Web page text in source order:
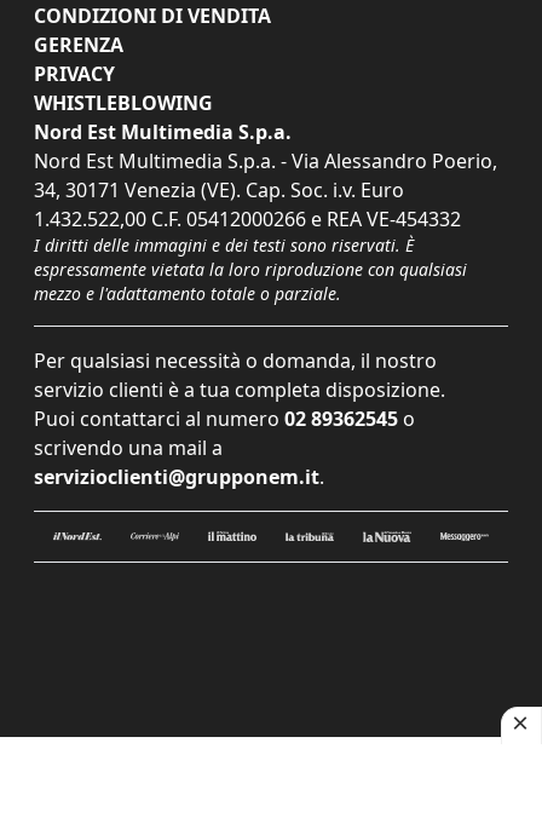
CONDIZIONI DI VENDITA
GERENZA
PRIVACY
WHISTLEBLOWING
Nord Est Multimedia S.p.a.
Nord Est Multimedia S.p.a. - Via Alessandro Poerio,
34, 30171 Venezia (VE). Cap. Soc. i.v. Euro
1.432.522,00 C.F. 05412000266 e REA VE-454332
I diritti delle immagini e dei testi sono riservati. È
espressamente vietata la loro riproduzione con qualsiasi
mezzo e l'adattamento totale o parziale.
Per qualsiasi necessità o domanda, il nostro
servizio clienti è a tua completa disposizione.
Puoi contattarci al numero 02 89362545 o
scrivendo una mail a
servizioclienti@grupponem.it.